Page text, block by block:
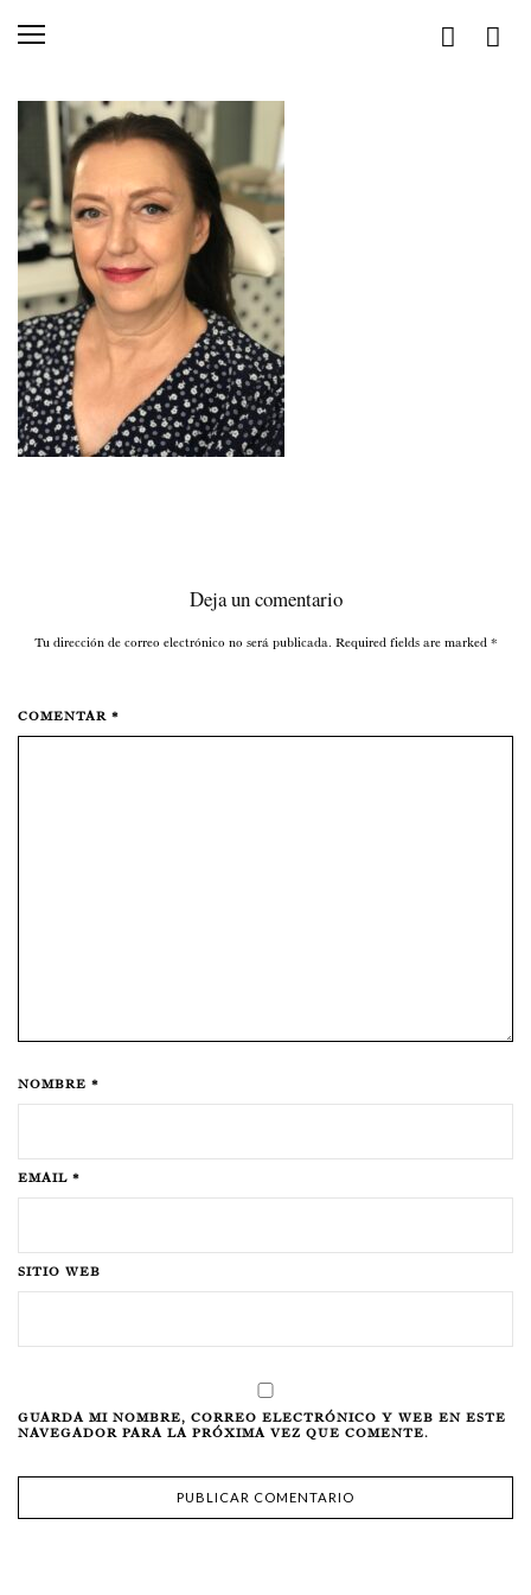
Deja un comentario
Tu dirección de correo electrónico no será publicada. Required fields are marked *
COMENTAR *
NOMBRE *
EMAIL *
SITIO WEB
GUARDA MI NOMBRE, CORREO ELECTRÓNICO Y WEB EN ESTE
NAVEGADOR PARA LA PRÓXIMA VEZ QUE COMENTE.